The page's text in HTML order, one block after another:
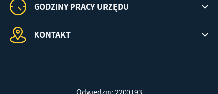
GODZINY PRACY URZĘDU
KONTAKT
Odwiedzin: 2200193